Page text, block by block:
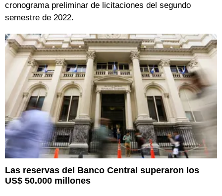
cronograma preliminar de licitaciones del segundo
semestre de 2022.
Las reservas del Banco Central superaron los
US$ 50.000 millones